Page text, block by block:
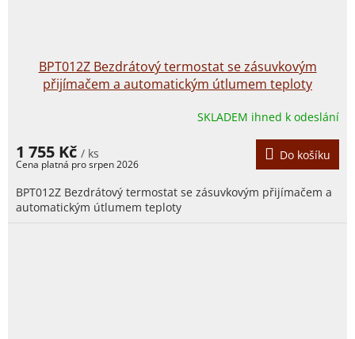
BPT012Z Bezdrátový termostat se zásuvkovým
přijímačem a automatickým útlumem teploty
SKLADEM ihned k odeslání
1 755 Kč / ks Do košíku
BPT012Z Bezdrátový termostat se zásuvkovým přijímačem a
automatickým útlumem teploty